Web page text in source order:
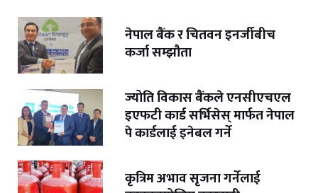
नेपाल बैंक र चितवन इनर्जीबीच
कर्जा सम्झौता
ज्योति विकास बैंकले एनसीएचएल
इएफटी कार्ड सर्भिसेस् मार्फत नेपाल
पे कार्डलाई इनेबल गर्ने
कृत्रिम अभाव सृजना गर्नेलाई